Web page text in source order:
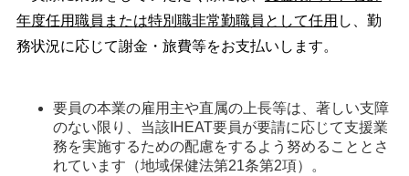
年度任用職員または特別職非常勤職員として任用 し、勤
務状況に応じて謝金・旅費等をお支払いします。
要員の本業の雇用主や直属の上長等は、著しい支障
のない限り、当該IHEAT要員が要請に応じて支援業
務を実施するための配慮をするよう努めることとさ
れています（地域保健法第21条第2項）。